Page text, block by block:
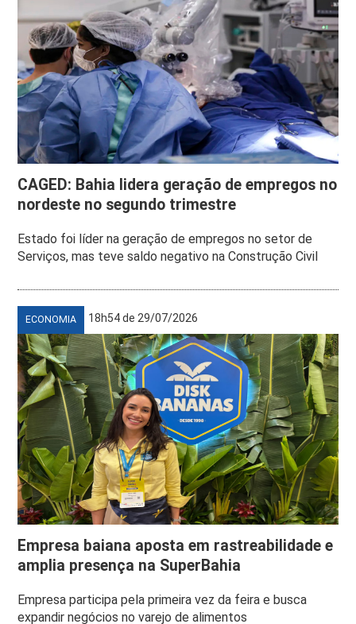
CAGED: Bahia lidera geração de empregos no
nordeste no segundo trimestre
Estado foi líder na geração de empregos no setor de
Serviços, mas teve saldo negativo na Construção Civil
ECONOMIA 18h54 de 29/07/2026
Empresa baiana aposta em rastreabilidade e
amplia presença na SuperBahia
Empresa participa pela primeira vez da feira e busca
expandir negócios no varejo de alimentos